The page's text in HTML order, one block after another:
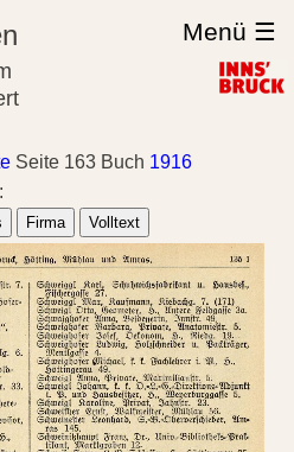
Menü ☰
Seite 163 Buch 1916
Firma Volltext